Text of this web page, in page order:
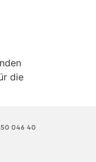
die
046 40